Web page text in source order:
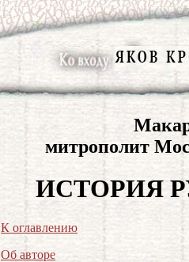
митрополит
ИСТОРИЯ
К оглавлению
Об авторе